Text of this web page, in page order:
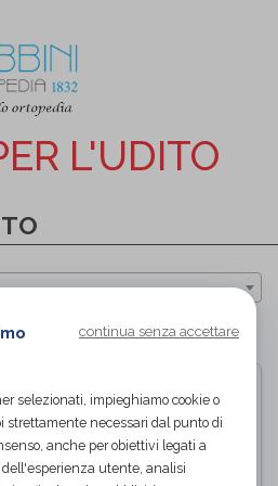
L'UDITO
PAGINA 1 DI 1
continua senza accettare
selezionati, impieghiamo cookie o
strettamente necessari dal punto di
anche per obiettivi legati a
utente, analisi